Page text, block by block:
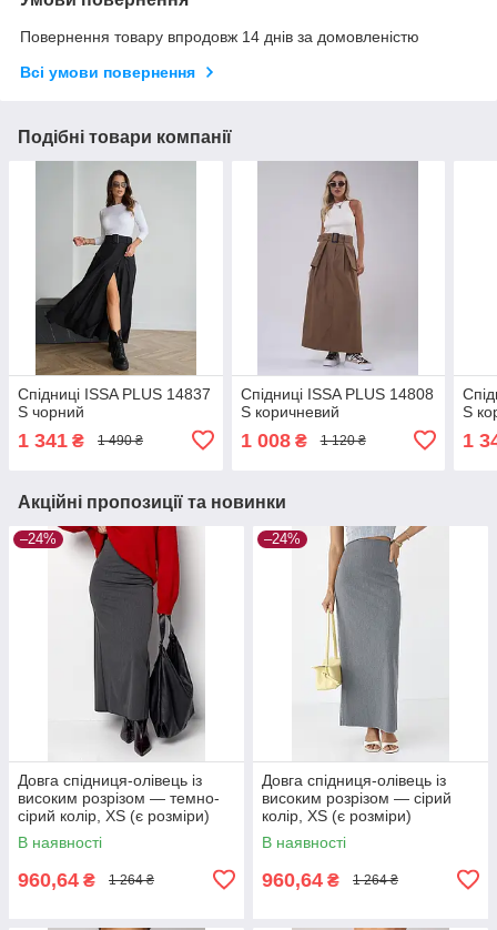
Повернення товару впродовж 14 днів за домовленістю
Всі умови повернення
Подібні товари компанії
Спідниці ISSA PLUS 14837
S чорний
1 341 ₴ 1 490 ₴
Спідниці ISSA PLUS 14808
S коричневий
1 008₴ 1 120 ₴
S
1
Акційні пропозиції та новинки
–24%
Довга спідниця-олівець із
високим розрізом — темно-
сірий колір, XS (є розміри)
В наявності
960,64 ₴ 1 264 ₴
–24%
Довга спідниця-олівець із
високим розрізом — сірий
колір, XS (є розміри)
В наявності
960,64 ₴ 1 264 ₴